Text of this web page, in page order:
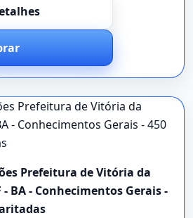
Prefeitura de Vitória da
BA - Conhecimentos Gerais -